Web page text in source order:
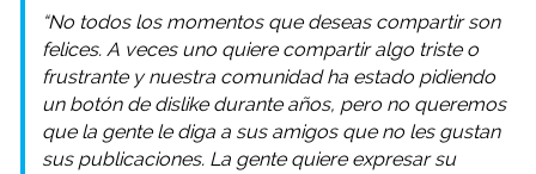
“No todos los momentos que deseas compartir son
felices. A veces uno quiere compartir algo triste o
frustrante y nuestra comunidad ha estado pidiendo
un botón de dislike durante años, pero no queremos
que la gente le diga a sus amigos que no les gustan
sus publicaciones. La gente quiere expresar su